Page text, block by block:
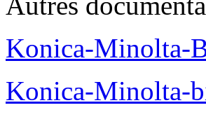
Konica-Minolta-
Konica-Minolta-